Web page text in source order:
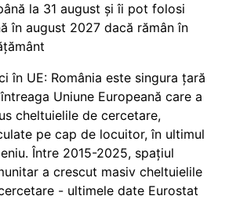
la 31 august și îi pot folosi
în august 2027 dacă rămân în
în UE: România este singura țară
Uniune Europeană care a
cheltuielile de cercetare,
pe cap de locuitor, în ultimul
Între 2015-2025, spațiul
a crescut masiv cheltuielile
- ultimele date Eurostat